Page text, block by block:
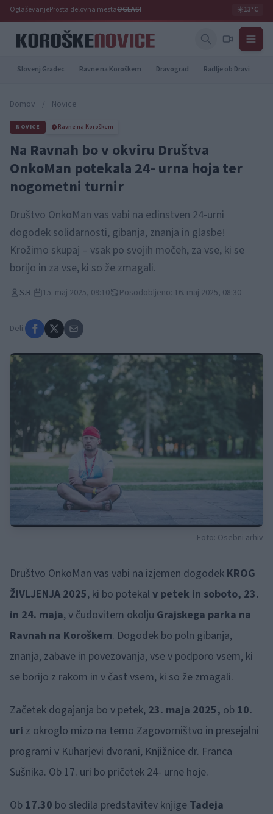
OglaševanjeProsta delovna mestaOGLASI ☀️13°C
Slovenj Gradec Ravne na Koroškem Dravograd Radlje ob Dravi
Domov / Novice
NOVICE Ravne na Koroškem
Na Ravnah bo v okviru Društva
OnkoMan potekala 24- urna hoja ter
nogometni turnir
Društvo OnkoMan vas vabi na edinstven 24-urni
dogodek solidarnosti, gibanja, znanja in glasbe!
Krožimo skupaj – vsak po svojih močeh, za vse, ki se
borijo in za vse, ki so že zmagali.
S.R. 15. maj 2025, 09:10 Posodobljeno: 16. maj 2025, 08:30
Deli:
Foto: Osebni arhiv
Društvo OnkoMan vas vabi na izjemen dogodek KROG
ŽIVLJENJA 2025, ki bo potekal v petek in soboto, 23.
in 24. maja, v čudovitem okolju Grajskega parka na
Ravnah na Koroškem. Dogodek bo poln gibanja,
znanja, zabave in povezovanja, vse v podporo vsem, ki
se borijo z rakom in v čast vsem, ki so že zmagali.
Začetek dogajanja bo v petek, 23. maja 2025, ob 10.
uri z okroglo mizo na temo Zagovorništvo in presejalni
programi v Kuharjevi dvorani, Knjižnice dr. Franca
Sušnika. Ob 17. uri bo pričetek 24- urne hoje.
Ob 17.30 bo sledila predstavitev knjige Tadeja